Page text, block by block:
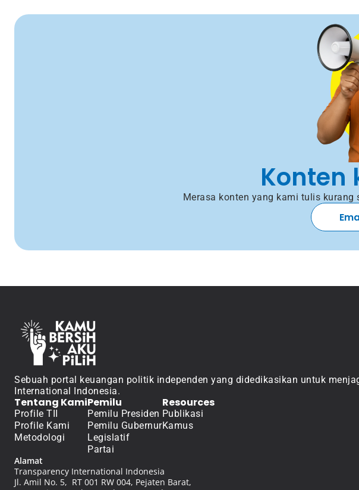
Konten
Merasa konten yang kami tulis
Sebuah portal keuangan politik independen yang didedikasikan untuk
International Indonesia.
Tentang Kami
Profile TII
Profile Kami
Metodologi
Pemilu
Pemilu Presiden
Pemilu Gubernur
Legislatif
Partai
Resources
Publikasi
Kamus
Alamat
Transparency International Indonesia
Jl. Amil No. 5,  RT 001 RW 004, Pejaten Barat,